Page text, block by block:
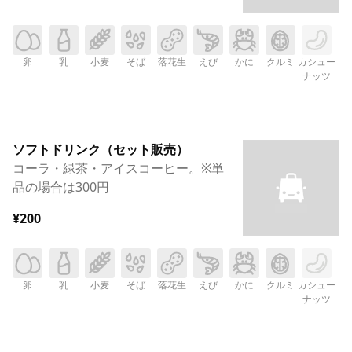
卵 乳 小麦 そば 落花生 えび かに クルミ カシュー
ナッツ
ソフトドリンク（セット販売）
コーラ・緑茶・アイスコーヒー。※単
品の場合は300円
¥200
卵 乳 小麦 そば 落花生 えび かに クルミ カシュー
ナッツ